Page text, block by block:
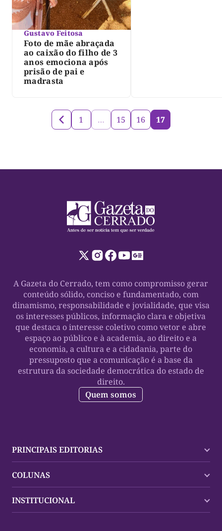
Gustavo Feitosa
Foto de mãe abraçada
ao caixão do filho de 3
anos emociona após
prisão de pai e
madrasta
1 … 15 16 17
A Gazeta do Cerrado, tem como compromisso gerar
conteúdo sólido, conciso e fundamentado, com
dinamismo, responsabilidade e jovialidade, que visa
os interesses públicos, informação clara e objetiva
que destaca o interesse coletivo como vetor e abre
espaço ao público e à academia, ao direito e a
economia, a cultura e a cidadania, parte do
pressuposto que a comunicação é a base da
estrutura da sociedade democrática do estado de
direito.
Quem somos
PRINCIPAIS EDITORIAS
Últimas Notícias
Palmas
Mundo
COLUNAS
Trocando em Miúdos
Policial
INSTITUCIONAL